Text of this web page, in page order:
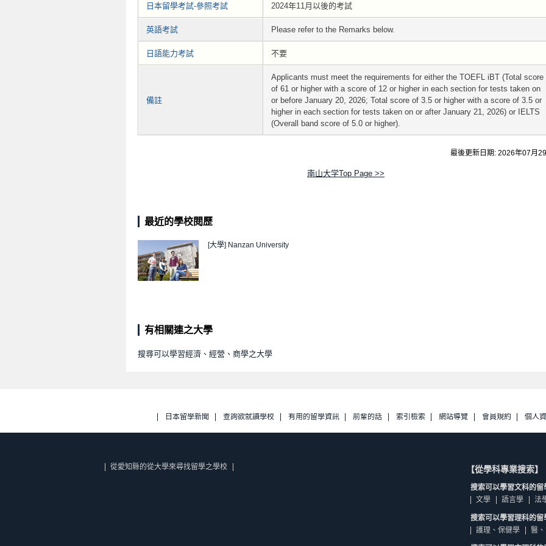
日本留學考試-參照考試 2024年11月以後的考試
英語考試 Please refer to the Remarks below.
日語能力考試 不要
備註
Applicants must meet the requirements for either the TOEFL iBT (Total score
of 61 or higher with a score of 12 or higher in each section for tests taken on
or before January 20, 2026; Total score of 3.5 or higher with a score of 3.5 or
higher in each section for tests taken on or after January 21, 2026) or IELTS
(Overall band score of 5.0 or higher).
最後更新日期: 2026年07月
南山大学Top Page >>
最近的學校閱歷
[大學] Nanzan University
有相關連之大學
搜尋可以學習經濟、經營、商學之大學
日本留學新聞 查詢欲就讀學校 有用的留學資訊 前輩的話 索引檢索 網站導覽 會員規約 個人
從愛知縣的從大學來尋找留學之學校 【從學科專業搜索】
搜索可以學習文科的留
文學
語言學 法
搜索可以學習理科的留
護理、保健學
醫